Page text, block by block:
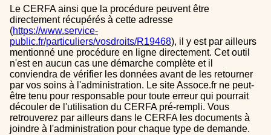
Le CERFA ainsi que la procédure peuvent être
directement récupérés à cette adresse
(https://www.service-
public.fr/particuliers/vosdroits/R19468), il y est par ailleurs
mentionné une procédure en ligne directement. Cet outil
n'est en aucun cas une démarche complète et il
conviendra de vérifier les données avant de les retourner
par vos soins à l'administration. Le site Assoce.fr ne peut-
être tenu pour responsable pour toute erreur qui pourrait
découler de l'utilisation du CERFA pré-rempli. Vous
retrouverez par ailleurs dans le CERFA les documents à
joindre à l'administration pour chaque type de demande.